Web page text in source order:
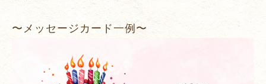
〜メッセージカード一例〜